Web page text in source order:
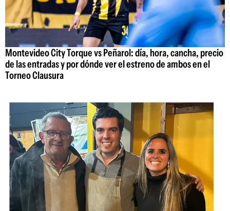
Montevideo City Torque vs Peñarol: día, hora, cancha, precio
de las entradas y por dónde ver el estreno de ambos en el
Torneo Clausura